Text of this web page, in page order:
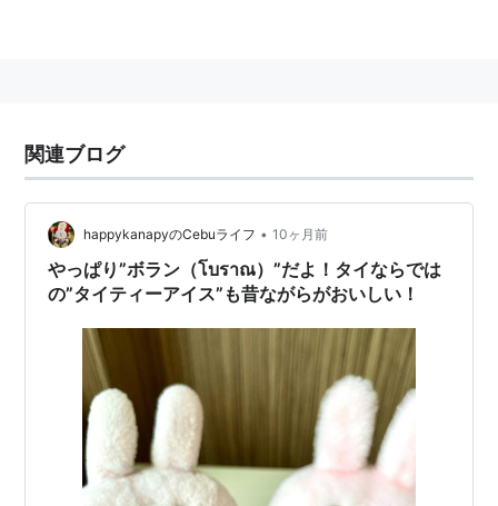
関連ブログ
happykanapyのCebuライフ • 10ヶ月前
やっぱり”ボラン（โบราณ）”だよ！タイならでは
の”タイティーアイス”も昔ながらがおいしい！